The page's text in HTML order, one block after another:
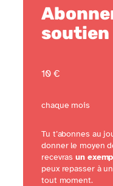
soutien
10 €
chaque mois
Tu t’abonnes au
donner le moyen
recevrasun
peux repasser à
tout moment.